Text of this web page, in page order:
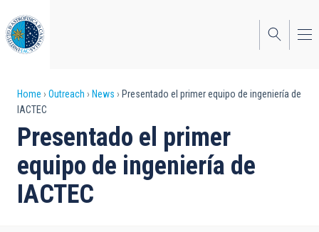
to
main
content
Breadcrumb
Home Outreach News
Presentado el primer equipo de ingeniería de
IACTEC
Presentado el primer
equipo de ingeniería de
IACTEC